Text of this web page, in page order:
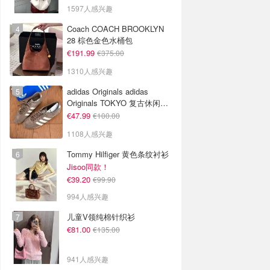
1597人感兴趣
Coach COACH BROOKLYN
28 棕色金色水桶包
€191.99 €375.00
1310人感兴趣
adidas Originals adidas
Originals TOKYO 复古休闲鞋
深棕色
€47.99 €100.00
1108人感兴趣
Tommy Hilfiger 黄色条纹衬衫
Jisoo同款！
€39.20 €99.90
994人感兴趣
儿童V领纯棉针织衫
€81.00 €135.00
941人感兴趣